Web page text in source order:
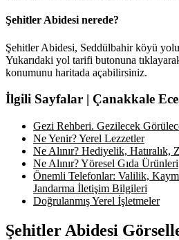
Şehitler Abidesi nerede?
Şehitler Abidesi, Seddülbahir köyü
Yukarıdaki yol tarifi butonuna
konumunu haritada açabilirsiniz.
İlgili Sayfalar | Çanakkale
Gezi Rehberi. Gezilecek
Ne Yenir? Yerel Lezzetler
Ne Alınır? Hediyelik, Hatıralık,
Ne Alınır? Yöresel Gıda Ürünleri
Önemli Telefonlar: Valilik,
Jandarma İletişim Bilgileri
Doğrulanmış Yerel İşletmeler
Şehitler Abidesi